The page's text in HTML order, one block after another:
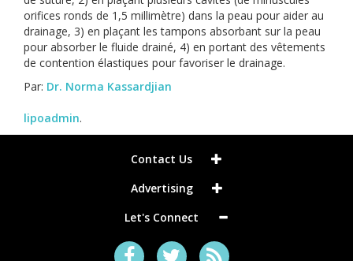
orifices ronds de 1,5 millimètre) dans la peau pour aider au
drainage, 3) en plaçant les tampons absorbant sur la peau
pour absorber le fluide drainé, 4) en portant des vêtements
de contention élastiques pour favoriser le drainage.
Par: Dr. Norma Kassardjian
lipoadmin.
Contact Us
Advertising
Let's Connect